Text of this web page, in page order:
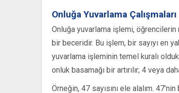
Onluğa Yuvarlama Çalışmaları
Onluğa yuvarlama işlemi,
bir beceridir. Bu işlem, bir sayıyı en
yuvarlama işleminin temel kuralı
onluk basamağı bir artırılır; 4 veya
Örneğin, 47 sayısını ele alalım.